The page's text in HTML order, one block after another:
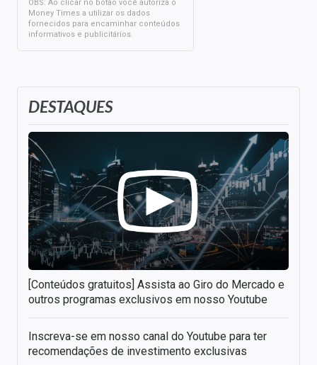
DESTAQUES
[Conteúdos gratuitos] Assista ao Giro do Mercado e
outros programas exclusivos em nosso Youtube
Inscreva-se em nosso canal do Youtube para ter
recomendações de investimento exclusivas
OBS: Ao clicar no botão você autoriza o
Money Times a utilizar os dados
fornecidos para encaminhar conteúdos
informativos e publicitários.